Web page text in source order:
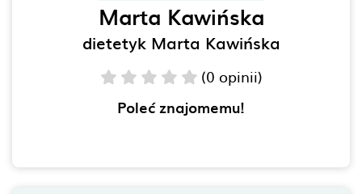
Marta Kawińska
dietetyk Marta Kawińska
(0 opinii)
Poleć znajomemu!